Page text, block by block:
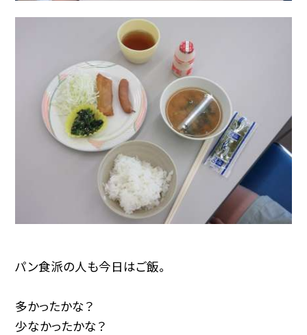
パン食派の人も今日はご飯。
多かったかな？
少なかったかな？